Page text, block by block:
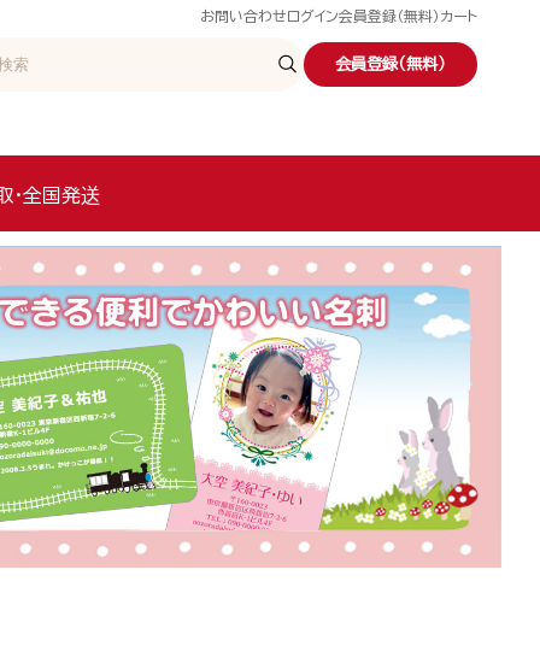
お問い合わせ ログイン会員登録（無料） カート
会員登録（無料）
・全国発送